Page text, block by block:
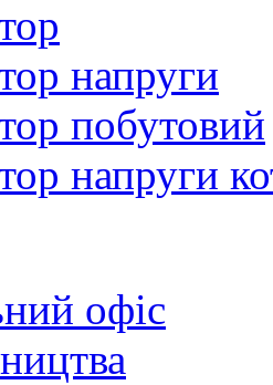
напруги
побутовий
напруги
офіс